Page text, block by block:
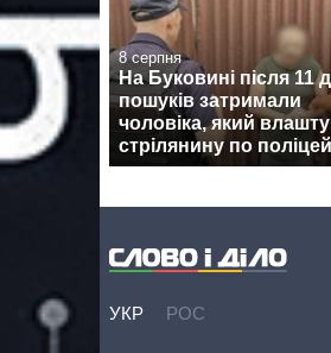
8 серпня
На Буковині після 11
пошуків затримали
чоловіка, який
стрілянину по
УКР РОС